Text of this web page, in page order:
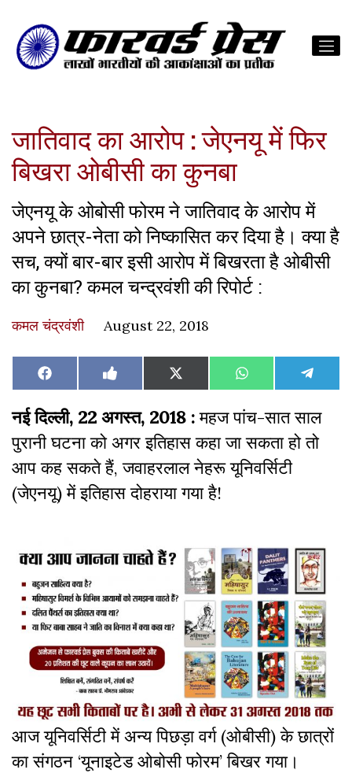
जातिवाद का आरोप : जेएनयू में फिर
बिखरा ओबीसी का कुनबा
जेएनयू के ओबोसी फोरम ने जातिवाद के आरोप में
अपने छात्र-नेता को निष्कासित कर दिया है। क्या है
सच, क्यों बार-बार इसी आरोप में बिखरता है ओबीसी
का कुनबा? कमल चन्द्रवंशी की रिपोर्ट :
कमल चंद्रवंशी August 22, 2018
Share
on
Facebook Share
on
Like
on
Share
on
X
(Twitter)
Share
on
WhatsAppShare
on
नई दिल्ली, 22 अगस्त, 2018 :महज पांच-सात साल
पुरानी घटना को अगर इतिहास कहा जा सकता हो तो
आप कह सकते हैं, जवाहरलाल नेहरू यूनिवर्सिटी
(जेएनयू) में इतिहास दोहराया गया है!
आज यूनिवर्सिटी में अन्य पिछड़ा वर्ग (ओबीसी) के छात्रों
का संगठन ‘यूनाइटेड ओबोसी फोरम’ बिखर गया।